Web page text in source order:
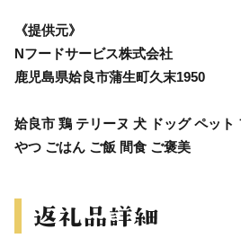
《提供元》
Nフードサービス株式会社
鹿児島県姶良市蒲生町久末1950
姶良市 鶏 テリーヌ 犬 ドッグ ペット
やつ ごはん ご飯 間食 ご褒美